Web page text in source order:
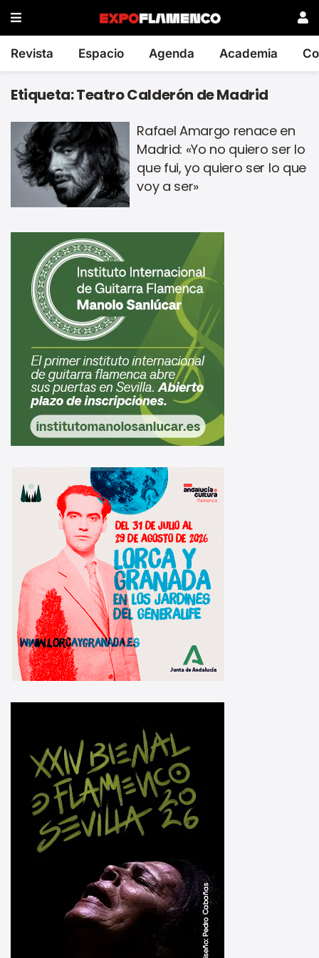
Revista Espacio Agenda Academia
Etiqueta:Teatro Calderón de Madrid
Rafael Amargo renace en
Madrid: «Yo no quiero ser lo
que fui, yo quiero ser lo que
voy a ser»